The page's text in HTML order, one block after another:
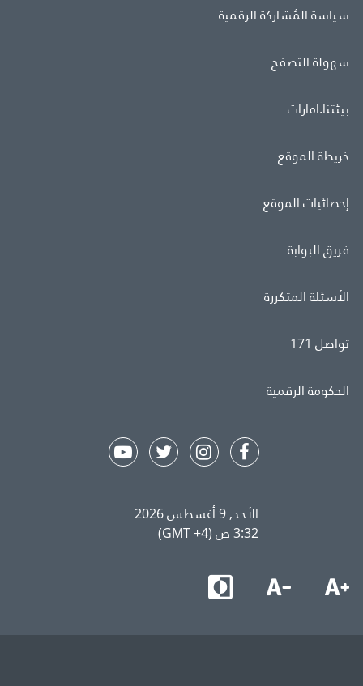
سياسة المُشاركة الرقمية
سهولة التصفح
بيئتنا.امارات
خريطة الموقع
إحصائيات الموقع
فريق البوابة
الأسئلة المتكررة
تواصل 171
الحكومة الرقمية
الأحد, 9 أغسطس 2026
3:32 ص (GMT +4)